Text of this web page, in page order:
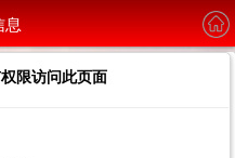
息
限访问此页面